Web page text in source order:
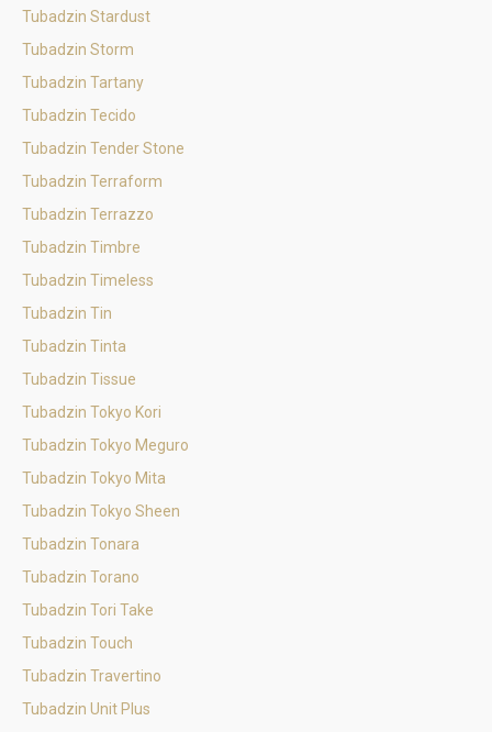
Tubadzin Stardust
Tubadzin Storm
Tubadzin Tartany
Tubadzin Tecido
Tubadzin Tender Stone
Tubadzin Terraform
Tubadzin Terrazzo
Tubadzin Timbre
Tubadzin Timeless
Tubadzin Tin
Tubadzin Tinta
Tubadzin Tissue
Tubadzin Tokyo Kori
Tubadzin Tokyo Meguro
Tubadzin Tokyo Mita
Tubadzin Tokyo Sheen
Tubadzin Tonara
Tubadzin Torano
Tubadzin Tori Take
Tubadzin Touch
Tubadzin Travertino
Tubadzin Unit Plus